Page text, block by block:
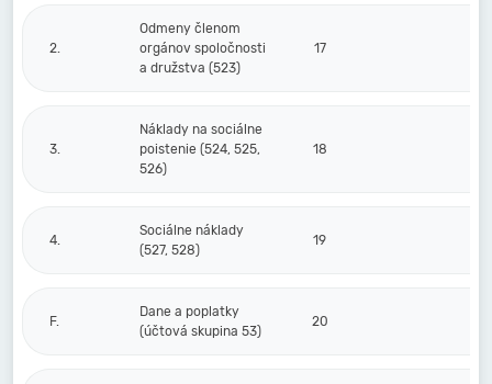
2.
Odmeny členom
orgánov spoločnosti
a družstva (523)
17
3.
Náklady na sociálne
poistenie (524, 525,
526)
18
4.
Sociálne náklady
(527, 528)
19
F.
Dane a poplatky
(účtová skupina 53)
20